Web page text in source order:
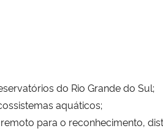
do Rio Grande do Sul;
aquáticos;
para o reconhecimento,